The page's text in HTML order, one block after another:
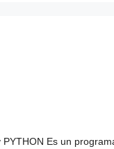
Es un